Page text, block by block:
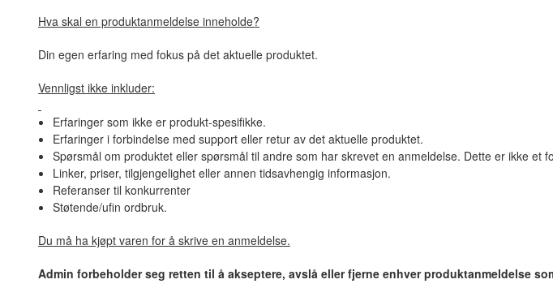
Hva skal en produktanmeldelse inneholde?
Din egen erfaring med fokus på det aktuelle produktet.
Vennligst ikke inkluder:
Erfaringer som ikke er produkt-spesifikke.
Erfaringer i forbindelse med support eller retur av det aktuelle produktet.
Spørsmål om produktet eller spørsmål til andre som har skrevet en anmeldelse. Dette er ikke et
Linker, priser, tilgjengelighet eller annen tidsavhengig informasjon.
Referanser til konkurrenter
Støtende/ufin ordbruk.
Du må ha kjøpt varen for å skrive en anmeldelse.
Admin forbeholder seg retten til å akseptere, avslå eller fjerne enhver produktanmeldelse